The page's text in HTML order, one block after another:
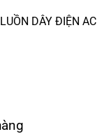
DÂY ĐIỆN AC